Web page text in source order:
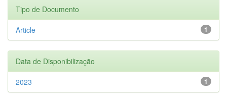
Tipo de Documento
1
Article
Data de Disponibilização
1
2023